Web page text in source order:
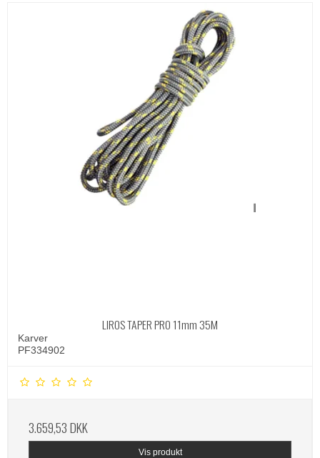
LIROS TAPER PRO 11mm 35M
Karver
PF334902
3.659,53 DKK
Vis produkt